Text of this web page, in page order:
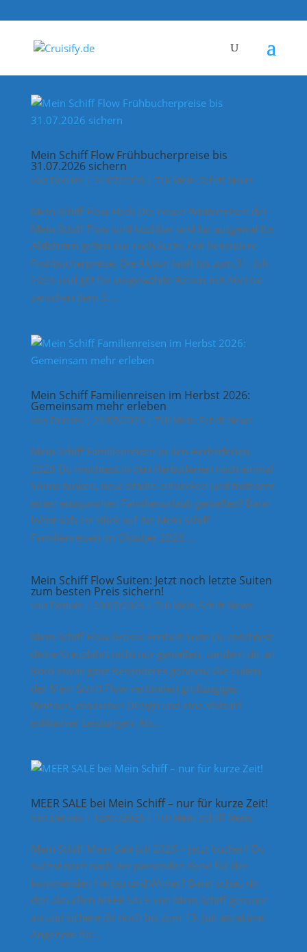
Mein Schiff Flow Frühbucherpreise bis
31.07.2026 sichern
von Dennis | 24/07/2026 | TUI Mein Schiff News
Mein Schiff Flow Heck Die neuen Winterreisen der
Mein Schiff Flow sind buchbar und für ausgewählte
Abfahrten gelten nur noch kurze Zeit besondere
Frühbucherpreise. Die Aktion läuft bis zum 31. Juli
2026 und gilt für ausgewählte Reisen mit Abreise
zwischen dem 3....
Mein Schiff Familienreisen im Herbst 2026:
Gemeinsam mehr erleben
von Dennis | 22/07/2026 | TUI Mein Schiff News
Mein Schiff Familienreisen in den Herbstferien
2026 Du möchtest in den Herbstferien noch einmal
Sonne tanken, neue Städte entdecken und trotzdem
einen entspannten Familienurlaub genießen? Dann
lohnt sich ein Blick auf die Mein Schiff
Familienreisen im Oktober 2026....
Mein Schiff Flow Suiten: Jetzt noch letzte Suiten
zum besten Preis sichern!
von Dennis | 20/07/2026 | TUI Mein Schiff News
Mein Schiff Flow Grosse Freiheit Suite Du möchtest
deine Kreuzfahrt nicht nur genießen, sondern dir an
Bord etwas ganz Besonderes gönnen? Die Suiten
der Mein Schiff Flow verbinden großzügiges
Wohnen, modernes Design und eine Vielzahl
exklusiver Leistungen. Als...
MEER SALE bei Mein Schiff – nur für kurze Zeit!
von Dennis | 12/07/2026 | TUI Mein Schiff News
Mein Schiff Meer Sale Juli 2026 – Jetzt buchen! Du
suchst noch nach der passenden Reise für den
kommenden Herbst und Winter? Dann schau dir
den aktuellen MEER SALE von Mein Schiff genauer
an und sichere dir noch bis zum 13. Juli attraktive
Angebote für...